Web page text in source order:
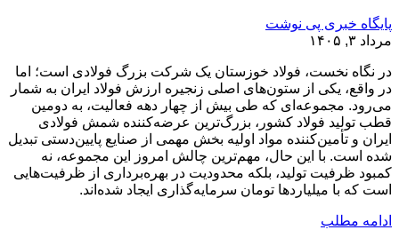
پایگاه خبری پی نوشت
مرداد ۳, ۱۴۰۵
در نگاه نخست، فولاد خوزستان یک شرکت بزرگ فولادی است؛ اما
در واقع، یکی از ستون‌های اصلی زنجیره ارزش فولاد ایران به شمار
می‌رود. مجموعه‌ای که طی بیش از چهار دهه فعالیت، به دومین
قطب تولید فولاد کشور، بزرگ‌ترین عرضه‌کننده شمش فولادی
ایران و تأمین‌کننده مواد اولیه بخش مهمی از صنایع پایین‌دستی تبدیل
شده است. با این حال، مهم‌ترین چالش امروز این مجموعه، نه
کمبود ظرفیت تولید، بلکه محدودیت در بهره‌برداری از ظرفیت‌هایی
است که با میلیاردها تومان سرمایه‌گذاری ایجاد شده‌اند.
ادامه مطلب